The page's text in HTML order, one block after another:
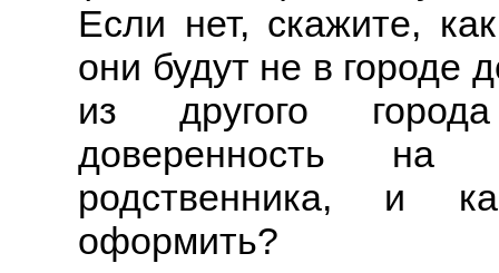
Если нет, скажите,
они будут не в городе
из другого
доверенность на
родственника, и
оформить?